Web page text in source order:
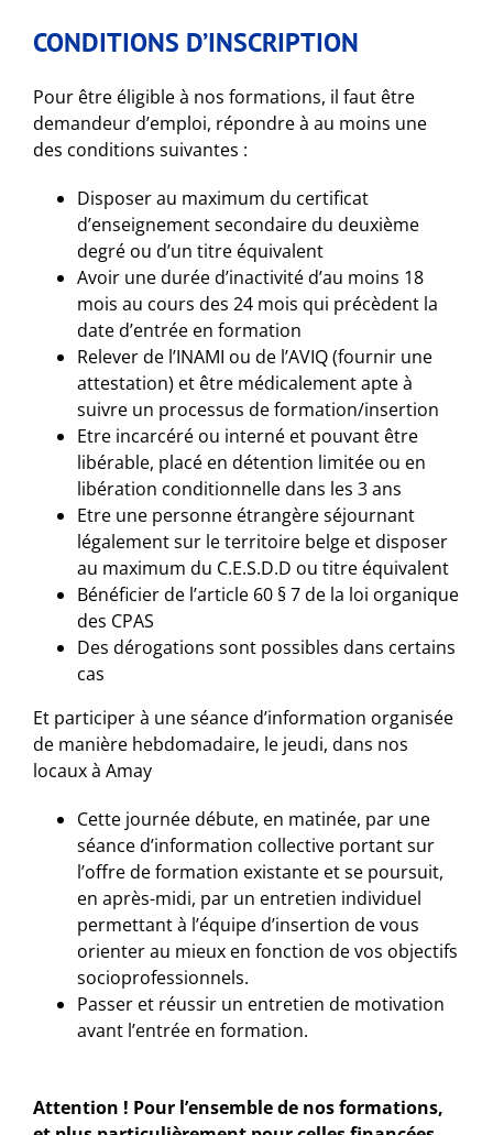
CONDITIONS D’INSCRIPTION
Pour être éligible à nos formations, il faut être
demandeur d’emploi, répondre à au moins une
des conditions suivantes :
Disposer au maximum du certificat
d’enseignement secondaire du deuxième
degré ou d’un titre équivalent
Avoir une durée d’inactivité d’au moins 18
mois au cours des 24 mois qui précèdent la
date d’entrée en formation
Relever de l’INAMI ou de l’AVIQ (fournir une
attestation) et être médicalement apte à
suivre un processus de formation/insertion
Etre incarcéré ou interné et pouvant être
libérable, placé en détention limitée ou en
libération conditionnelle dans les 3 ans
Etre une personne étrangère séjournant
légalement sur le territoire belge et disposer
au maximum du C.E.S.D.D ou titre équivalent
Bénéficier de l’article 60 § 7 de la loi organique
des CPAS
Des dérogations sont possibles dans certains
cas
Et participer à une séance d’information organisée
de manière hebdomadaire, le jeudi, dans nos
locaux à Amay
Cette journée débute, en matinée, par une
séance d’information collective portant sur
l’offre de formation existante et se poursuit,
en après-midi, par un entretien individuel
permettant à l’équipe d’insertion de vous
orienter au mieux en fonction de vos objectifs
socioprofessionnels.
Passer et réussir un entretien de motivation
avant l’entrée en formation.
Attention ! Pour l’ensemble de nos formations,